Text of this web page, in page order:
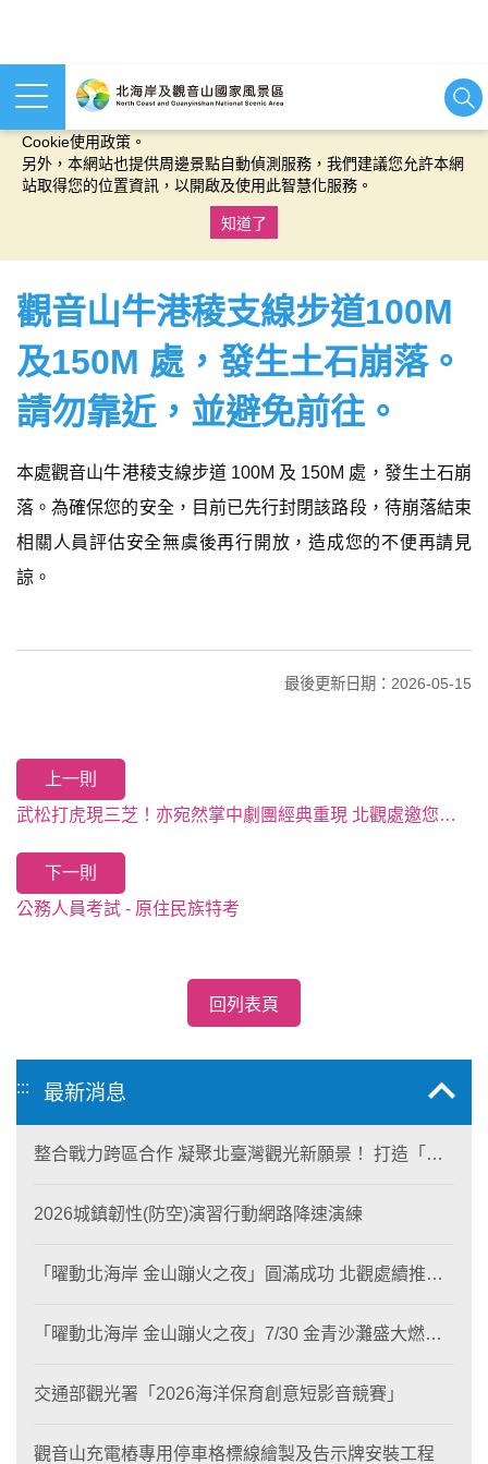
本網站使用cookies等相關技術以持續優化網站服務，並有助於為
Cookie使用政策。
另外，本網站也提供周邊景點自動偵測服務，我們建議您允許本網
站取得您的位置資訊，以開啟及使用此智慧化服務。
知道了
觀音山牛港稜支線步道100M
及150M 處，發生土石崩落。
請勿靠近，並避免前往。
本處觀音山牛港稜支線步道 100M 及 150M 處，發生土石崩
落。為確保您的安全，目前已先行封閉該路段，待崩落結束
相關人員評估安全無虞後再行開放，造成您的不便再請見
諒。
最後更新日期：2026-05-15
上一則
武松打虎現三芝！亦宛然掌中劇團經典重現 北觀處邀您一同體驗三芝藝術人文底蘊
下一則
公務人員考試 - 原住民族特考
回列表頁
::: 最新消息
整合戰力跨區合作 凝聚北臺灣觀光新願景！ 打造「生
2026城鎮韌性(防空)演習行動網路降速演練
「曜動北海岸 金山蹦火之夜」圓滿成功 北觀處續推照
「曜動北海岸 金山蹦火之夜」7/30 金青沙灘盛大燃
交通部觀光署「2026海洋保育創意短影音競賽」
觀音山充電樁專用停車格標線繪製及告示牌安裝工程